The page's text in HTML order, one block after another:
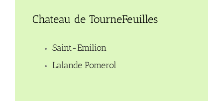
Chateau de TourneFeuilles
Saint-Emilion
Lalande Pomerol